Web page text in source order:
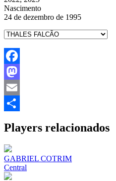
Nascimento
24 de dezembro de 1995
Facebook
Mastodon
Email
Players relacionados
GABRIEL COTRIM
Central